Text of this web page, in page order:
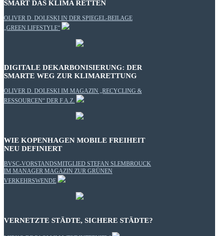
SMART DAS KLIMA RETTEN
OLIVER D. DOLESKI IN DER SPIEGEL-BEILAGE
„GREEN LIFESTYLE“
DIGITALE DEKARBONISIERUNG: DER
SMARTE WEG ZUR KLIMARETTUNG
OLIVER D. DOLESKI IM MAGAZIN „RECYCLING &
RESSOURCEN“ DER F.A.Z.
WIE KOPENHAGEN MOBILE FREIHEIT
NEU DEFINIERT
BVSC-VORSTANDSMITGLIED STEFAN SLEMBROUCK
IM MANAGER MAGAZIN ZUR GRÜNEN
VERKEHRSWENDE
VERNETZTE STÄDTE, SICHERE STÄDTE?